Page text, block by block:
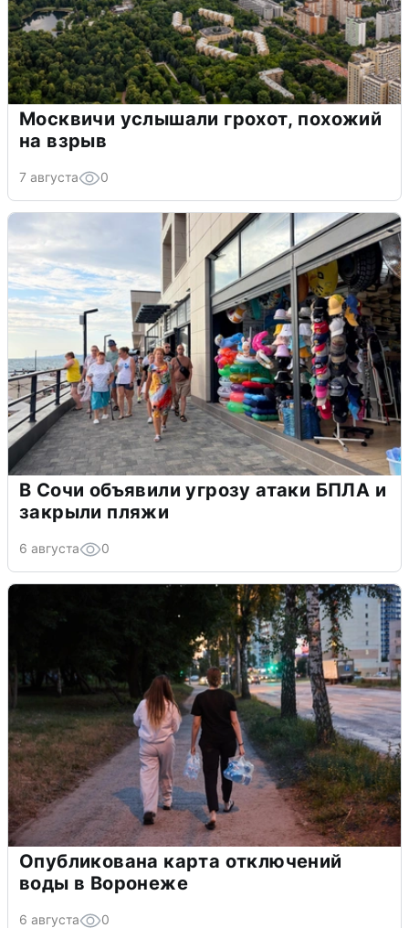
Москвичи услышали грохот, похожий
на взрыв
7 августа 0
В Сочи объявили угрозу атаки БПЛА и
закрыли пляжи
6 августа 0
Опубликована карта отключений
воды в Воронеже
6 августа 0